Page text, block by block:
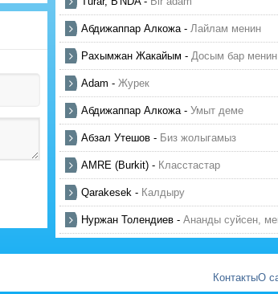
Абдижаппар Алкожа- Лайлам менин
Рахымжан Жакайым - Досым бар менин
Adam - Журек
Абдижаппар Алкожа- Умыт деме
Абзал Утешов - Биз жолыгамыз
AMRE (Burkit) - Класстастар
Qarakesek - Калдыру
Нуржан Толендиев - Ананды суйсен, менше
КонтактыО